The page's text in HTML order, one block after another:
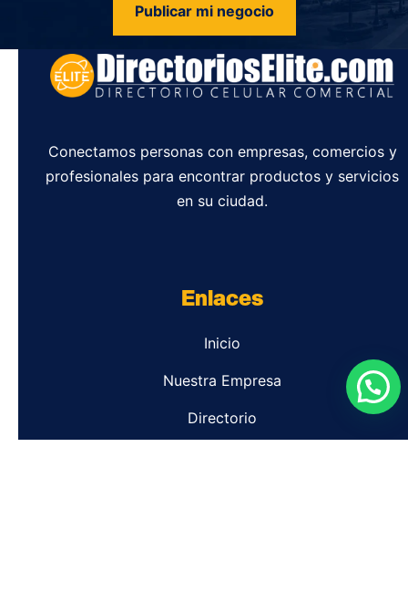
Publicar mi negocio
Conectamos personas con empresas, comercios y
profesionales para encontrar productos y servicios
en su ciudad.
Enlaces
Inicio
Nuestra Empresa
Directorio